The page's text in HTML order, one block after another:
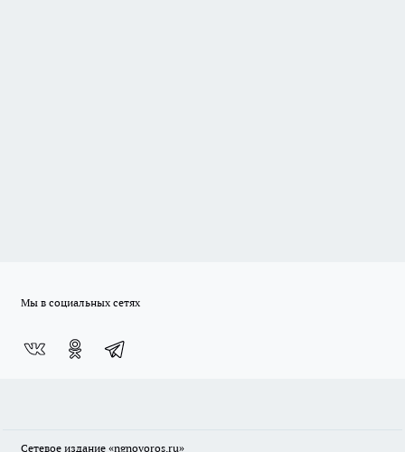
Мы в социальных сетях
Сетевое издание «ngnovoros.ru»